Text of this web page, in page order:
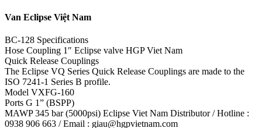
Van Eclipse Việt Nam
BC-128 Specifications
Hose Coupling 1″ Eclipse valve HGP Viet Nam
Quick Release Couplings
The Eclipse VQ Series Quick Release Couplings are made to the
ISO 7241-1 Series B profile.
Model VXFG-160
Ports G 1” (BSPP)
MAWP 345 bar (5000psi) Eclipse Viet Nam Distributor / Hotline :
0938 906 663 / Email : giau@hgpvietnam.com